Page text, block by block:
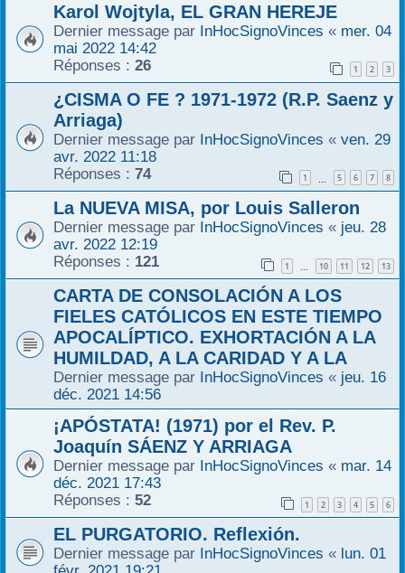
Karol Wojtyla, EL GRAN HEREJE
Dernier message par InHocSignoVinces « mer. 04
mai 2022 14:42
Réponses : 26 1 2 3
¿CISMA O FE ? 1971-1972 (R.P. Saenz y
Arriaga)
Dernier message par InHocSignoVinces « ven. 29
avr. 2022 11:18
Réponses : 74 1 5 6 7 8
La NUEVA MISA, por Louis Salleron
Dernier message par InHocSignoVinces « jeu. 28
avr. 2022 12:19
Réponses : 121 1 10 11 12 13
CARTA DE CONSOLACIÓN A LOS
FIELES CATÓLICOS EN ESTE TIEMPO
APOCALÍPTICO. EXHORTACIÓN A LA
HUMILDAD, A LA CARIDAD Y A LA
Dernier message par InHocSignoVinces « jeu. 16
déc. 2021 14:56
¡APÓSTATA! (1971) por el Rev. P.
Joaquín SÁENZ Y ARRIAGA
Dernier message par InHocSignoVinces « mar. 14
déc. 2021 17:43
Réponses : 52 1 2 3 4 5 6
EL PURGATORIO. Reflexión.
Dernier message par InHocSignoVinces « lun. 01